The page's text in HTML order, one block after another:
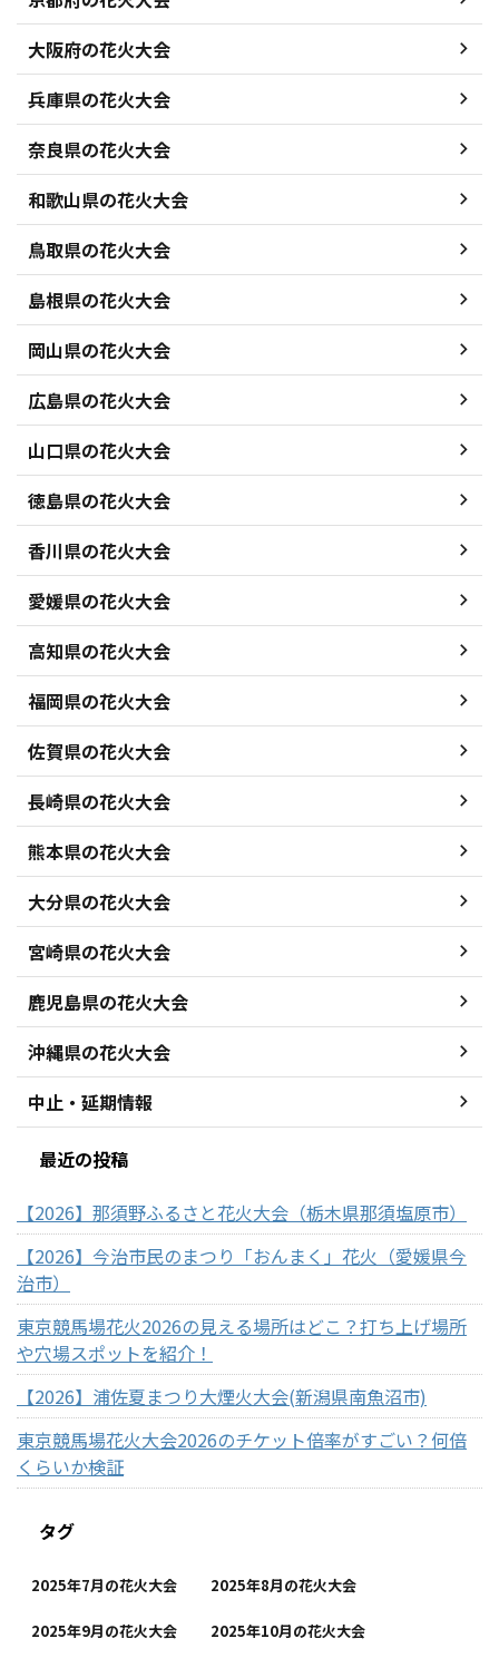
大阪府の花火大会
兵庫県の花火大会
奈良県の花火大会
和歌山県の花火大会
鳥取県の花火大会
島根県の花火大会
岡山県の花火大会
広島県の花火大会
山口県の花火大会
徳島県の花火大会
香川県の花火大会
愛媛県の花火大会
高知県の花火大会
福岡県の花火大会
佐賀県の花火大会
長崎県の花火大会
熊本県の花火大会
大分県の花火大会
宮崎県の花火大会
鹿児島県の花火大会
沖縄県の花火大会
中止・延期情報
最近の投稿
【2026】那須野ふるさと花火大会（栃木県那須塩原市）
【2026】今治市民のまつり「おんまく」花火（愛媛県今
治市）
東京競馬場花火2026の見える場所はどこ？打ち上げ場所
や穴場スポットを紹介！
【2026】浦佐夏まつり大煙火大会(新潟県南魚沼市)
東京競馬場花火大会2026のチケット倍率がすごい？何倍
くらいか検証
タグ
2025年7月の花火大会 2025年8月の花火大会
2025年9月の花火大会 2025年10月の花火大会